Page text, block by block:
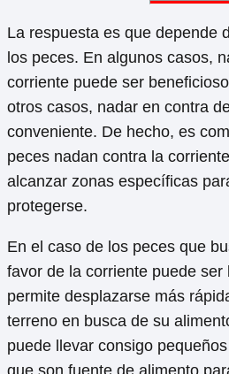
La respuesta es que depende
los peces. En algunos casos,
corriente puede ser
otros casos, nadar en contra
conveniente. De hecho, es
peces nadan contra la
alcanzar zonas específicas
protegerse.
En el caso de los peces que
favor de la corriente puede
permite desplazarse más
terreno en busca de su
puede llevar consigo